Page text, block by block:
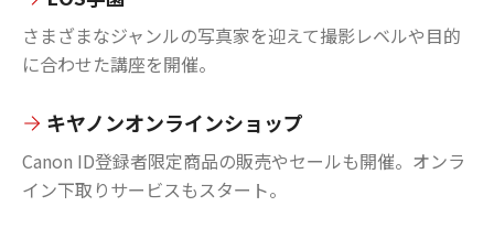
さまざまなジャンルの写真家を迎えて撮影レベルや目的
に合わせた講座を開催。
キヤノンオンラインショップ
Canon ID登録者限定商品の販売やセールも開催。オンラ
イン下取りサービスもスタート。